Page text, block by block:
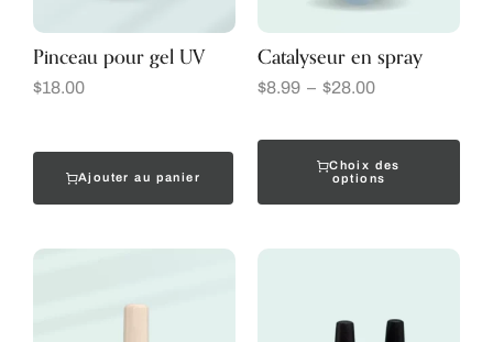
Pinceau pour gel UV
$18.00
Ajouter au panier
Catalyseur en spray
$8.99 – $28.00
Choix des
options